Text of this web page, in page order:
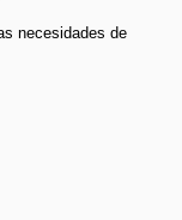
necesidades de